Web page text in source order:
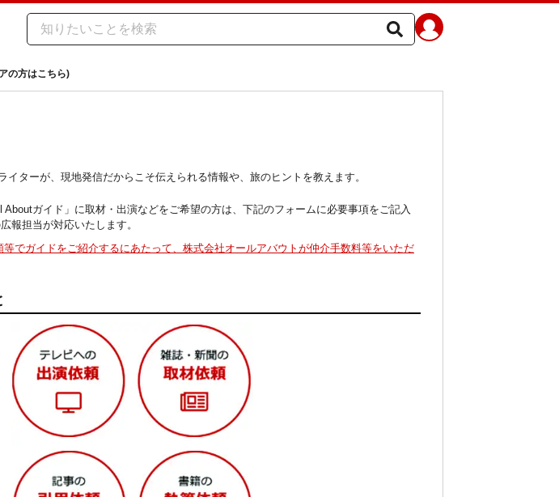
の方はこちら)
イターが、現地発信だからこそ伝えられる情報や、旅のヒントを教えます。
ガイド」に取材・出演などをご希望の方は、下記のフォームに必要事項をご記入
報担当が対応いたします。
でガイドをご紹介するにあたって、株式会社オールアバウトが仲介手数料等をいただ